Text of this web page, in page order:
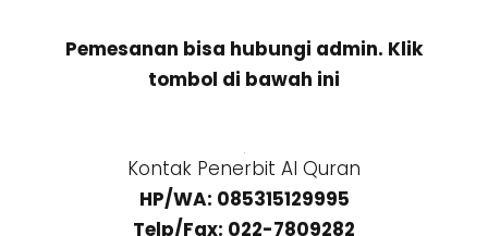
Pemesanan bisa hubungi admin. Klik
tombol di bawah ini
Kontak Penerbit Al Quran